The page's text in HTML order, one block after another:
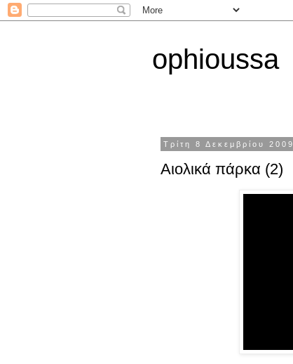
ophioussa
Τρίτη 8 Δεκεμβρίου 2009
Αιολικά πάρκα (2)